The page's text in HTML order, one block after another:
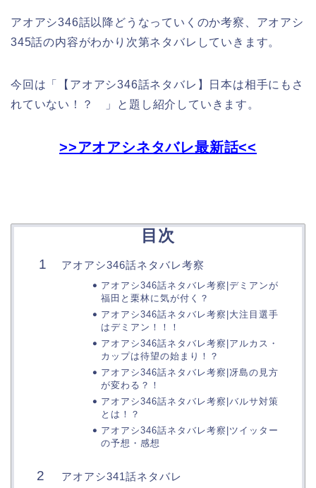
アオアシ346話以降どうなっていくのか考察、アオアシ
345話の内容がわかり次第ネタバレしていきます。
今回は「【アオアシ346話ネタバレ】日本は相手にもさ
れていない！？ 」と題し紹介していきます。
>>アオアシネタバレ最新話<<
目次
アオアシ346話ネタバレ考察
アオアシ346話ネタバレ考察|デミアンが
福田と栗林に気が付く？
アオアシ346話ネタバレ考察|大注目選手
はデミアン！！！
アオアシ346話ネタバレ考察|アルカス・
カップは待望の始まり！？
アオアシ346話ネタバレ考察|冴島の見方
が変わる？！
アオアシ346話ネタバレ考察|バルサ対策
とは！？
アオアシ346話ネタバレ考察|ツイッター
の予想・感想
アオアシ341話ネタバレ